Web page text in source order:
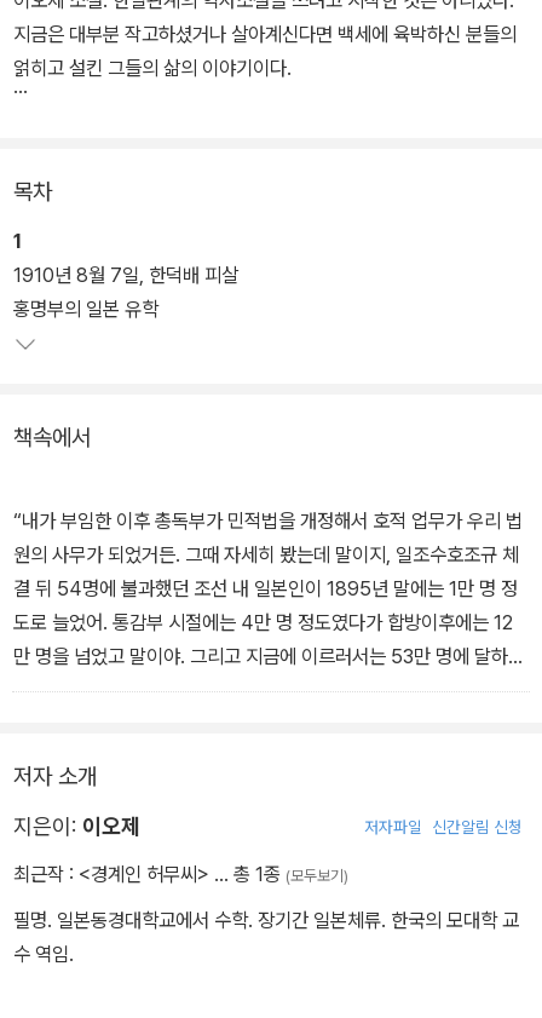
지금은 대부분 작고하셨거나 살아계신다면 백세에 육박하신 분들의
얽히고 설킨 그들의 삶의 이야기이다.
도의 순천에 이르는 철도 역시 당시에 달렸던 기차였으며 당시 일본
과 한반도에서 달렸던 기차 이름과 시간, 요금 등도 사실에 근거한 것
이다. 또한, 일제강점기에 한반도에 건너와서 정착한 일본인들이 약
96만 명에 이르렀다는 것도 역사적 사실이며 이들이 모두 귀국했는
지 그렇지 않으면 얼마나 남았는지 그러한 통계가 없는 것 역시 사실
을 것이라는 주변 상황은 추측가능하다. 이는 한국이나 일본 모두 과
거의 기록을 보전하고 여러 역사적 문헌을 남기는 민족들이었기 때문
에 이러한 글쓰기가 가능했다고 본다.
일제강점기에 나라를 반역한 이들을 비난하기 위해 시작한 글도 아니
대해서 쓰고자 했다. 두 세대를 넘는 긴 이야기이지만 지금도 가까이
서 발견할 수 있는 또는 여전히 한일관계에 영향력을 발휘하고 있는
목차
1
1910년 8월 7일, 한덕배 피살
홍명부의 일본 유학
책속에서
“내가 부임한 이후 총독부가 민적법을 개정해서 호적 업무가 우리 법
원의 사무가 되었거든. 그때 자세히 봤는데 말이지, 일조수호조규 체
결 뒤 54명에 불과했던 조선 내 일본인이 1895년 말에는 1만 명 정
도로 늘었어. 통감부 시절에는 4만 명 정도였다가 합방이후에는 12
만 명을 넘었고 말이야. 그리고 지금에 이르러서는 53만 명에 달하고
있지. 이를테면 후쿠오카보다 이곳에 사는 일본인이 더 많다는 얘기
잠시 숨을 돌린 기무라가 말을 이었다.
“벌써 이곳 식민지 조선에서 태어난 일본인만 해도 많아. 그들의 고향
은 조선이야. 문제는 그들이 조선에서 태어났지만, 일본인 거리에서
거야. 그러니 조선인 아이들과 친해질 기회가 없었던 거지. 앞으로 하
나가 되기 위해서는 우리 일본인들이 자네처럼 조선인 현지처를 두거
저자 소개
지은이: 이오제 저자파일 신간알림 신청
최근작 : <경계인 허무씨> … 총 1종 (모두보기)
필명. 일본동경대학교에서 수학. 장기간 일본체류. 한국의 모대학 교
수 역임.